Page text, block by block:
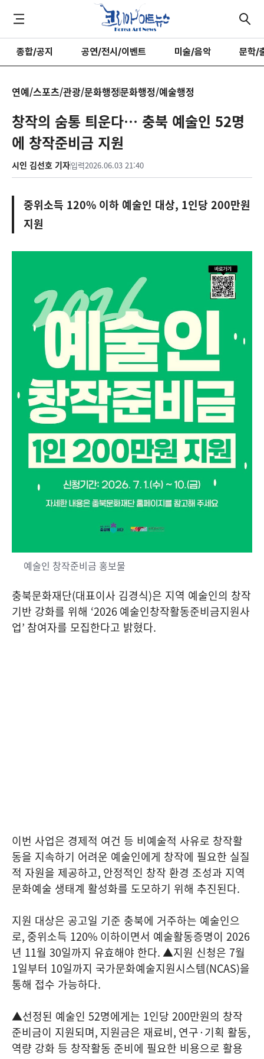
종합/공지 공연/전시/이벤트 미술/음악 문학/
연예/스포츠/관광/문화행정문화행정/예술행정
창작의 숨통 틔운다… 충북 예술인 52명
에 창작준비금 지원
시인 김선호 기자입력2026.06.03 21:40
중위소득 120% 이하 예술인 대상, 1인당 200만원
지원
예술인 창작준비금 홍보물
충북문화재단(대표이사 김경식)은 지역 예술인의 창작
기반 강화를 위해 ‘2026예술인창작활동준비금지원사
업’ 참여자를 모집한다고 밝혔다.
이번 사업은 경제적 여건 등 비예술적 사유로 창작활
동을 지속하기 어려운 예술인에게 창작에 필요한 실질
적 자원을 제공하고, 안정적인 창작 환경 조성과 지역
문화예술 생태계 활성화를 도모하기 위해 추진된다.
지원 대상은 공고일 기준 충북에 거주하는 예술인으
로, 중위소득 120% 이하이면서 예술활동증명이 2026
년 11월 30일까지 유효해야 한다.▲지원 신청은 7월
1일부터 10일까지 국가문화예술지원시스템(NCAS)을
통해 접수 가능하다.
▲선정된 예술인 52명에게는 1인당 200만원의 창작
준비금이 지원되며, 지원금은 재료비, 연구·기획 활동,
역량 강화 등 창작활동 준비에 필요한 비용으로 활용